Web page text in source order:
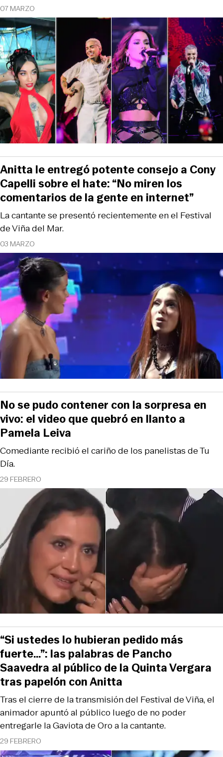
07 MARZO
03 MARZO
La cantante se presentó recientemente en el Festival
de Viña del Mar.
Anitta le entregó potente consejo a Cony
Capelli sobre el hate: “No miren los
comentarios de la gente en internet”
29 FEBRERO
Comediante recibió el cariño de los panelistas de Tu
Día.
No se pudo contener con la sorpresa en
vivo: el video que quebró en llanto a
Pamela Leiva
29 FEBRERO
Tras el cierre de la transmisión del Festival de Viña, el
animador apuntó al público luego de no poder
entregarle la Gaviota de Oro a la cantante.
“Si ustedes lo hubieran pedido más
fuerte…”: las palabras de Pancho
Saavedra al público de la Quinta Vergara
tras papelón con Anitta